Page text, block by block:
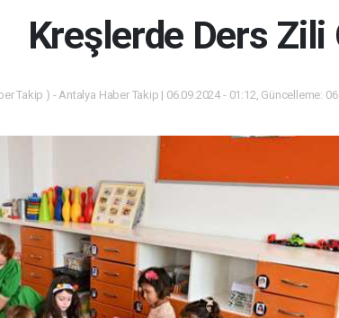
Kreşlerde Ders Zili
Takip ) - Antalya Haber Takip | 06.09.2024 - 01:12, Güncelleme: